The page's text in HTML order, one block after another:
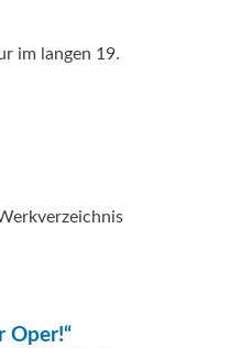
im langen 19.
Oper!“